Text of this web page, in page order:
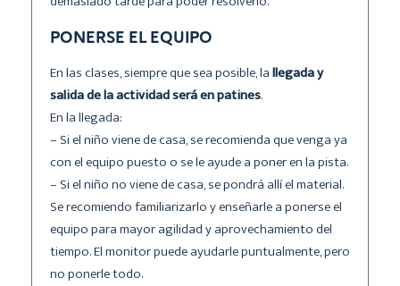
PONERSE EL EQUIPO
En las clases, siempre que sea posible, lallegada y
salida de la actividad será en patines.
En la llegada:
– Si el niño viene de casa, se recomienda que venga ya
con el equipo puesto o se le ayude a poner en la pista.
– Si el niño no viene de casa, se pondrá allí el material.
Se recomiendo familiarizarlo y enseñarle a ponerse el
equipo para mayor agilidad y aprovechamiento del
tiempo. El monitor puede ayudarle puntualmente, pero
no ponerle todo.